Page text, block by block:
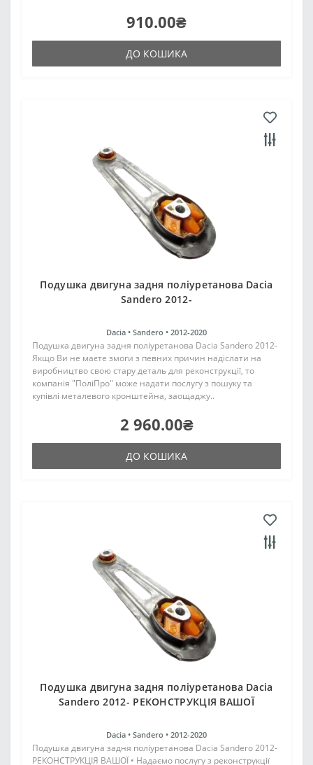
910.00₴
ДО КОШИКА
Подушка двигуна задня поліуретанова Dacia
Sandero 2012-
Dacia • Sandero • 2012-2020
Подушка двигуна задня поліуретанова Dacia Sandero 2012-
Якщо Ви не маєте змоги з певних причин надіслати на
виробництво свою стару деталь для реконструкції, то
компанія "ПоліПро" може надати послугу з пошуку та
купівлі металевого кронштейна, заощаджу..
2 960.00₴
ДО КОШИКА
Подушка двигуна задня поліуретанова Dacia
Sandero 2012- РЕКОНСТРУКЦІЯ ВАШОЇ
Dacia • Sandero • 2012-2020
Подушка двигуна задня поліуретанова Dacia Sandero 2012-
РЕКОНСТРУКЦІЯ ВАШОЇ • Надаємо послугу з реконструкції